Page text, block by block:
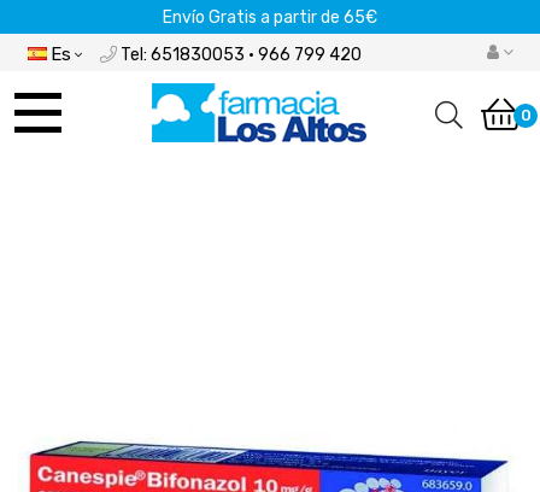
Envío Gratis a partir de 65€
Es Tel: 651830053 · 966 799 420
Navegación 0